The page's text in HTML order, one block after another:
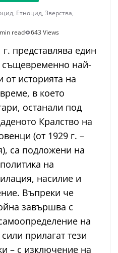
, Етноцид, Зверства,
read 643 Views
представлява един
същевременно най-
историята на
в което
останали под
Кралство на
(от 1929 г. –
са подложени на
на
насилие и
Въпреки че
завършва с
на
прилагат тези
– с изключение на